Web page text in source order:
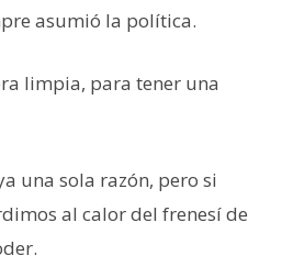
asumió la política.
limpia, para tener una
una sola razón, pero si
al calor del frenesí de